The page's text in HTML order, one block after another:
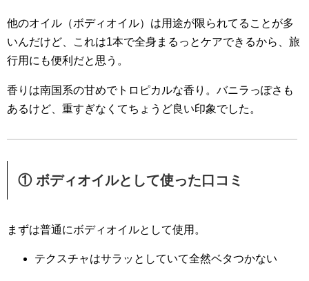
他のオイル（ボディオイル） は用途が限られてることが多
いんだけど、
これは1本で全身まるっとケアできるから、 旅
行用にも便利だと思う。
香りは南国系の甘めでトロピカルな香り。 バニラっぽさも
あるけど、重すぎなくてちょうど良い印象でした。
① ボディオイルとして使った口コミ
まずは普通にボディオイルとして使用。
テクスチャはサラッとしていて全然ベタつかない